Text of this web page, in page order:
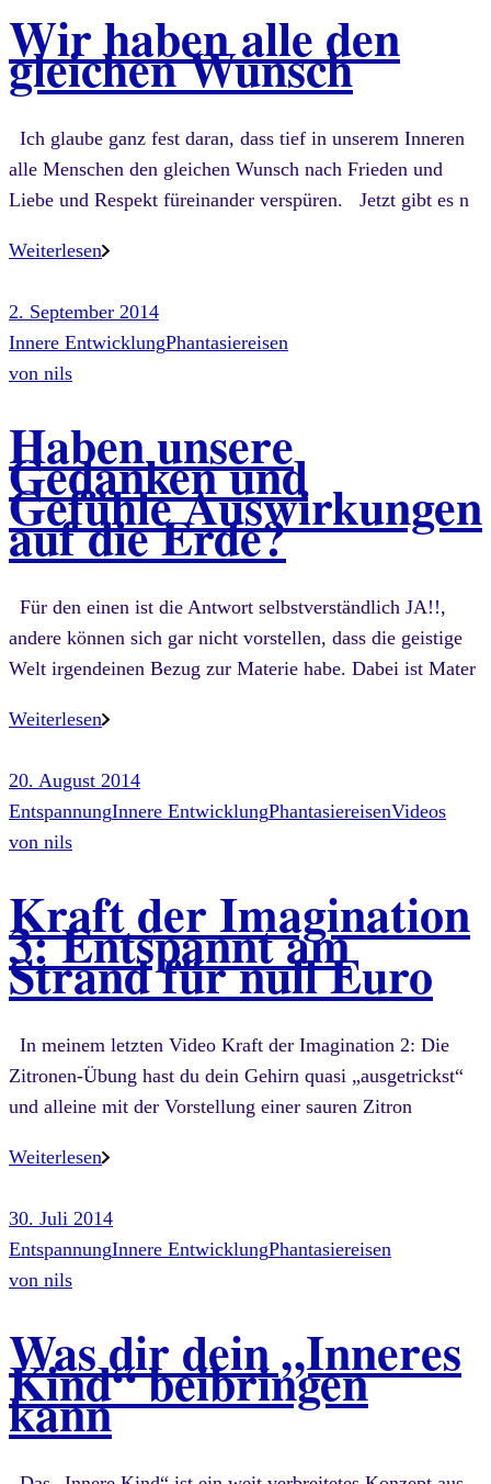
Wir haben alle den
gleichen Wunsch
Ich glaube ganz fest daran, dass tief in unserem Inneren
alle Menschen den gleichen Wunsch nach Frieden und
Liebe und Respekt füreinander verspüren. Jetzt gibt es n
Weiterlesen
2. September 2014
Innere EntwicklungPhantasiereisen
von nils
Haben unsere
Gedanken und
Gefühle Auswirkungen
auf die Erde?
Für den einen ist die Antwort selbstverständlich JA!!,
andere können sich gar nicht vorstellen, dass die geistige
Welt irgendeinen Bezug zur Materie habe. Dabei ist Mater
Weiterlesen
20. August 2014
EntspannungInnere EntwicklungPhantasiereisenVideos
von nils
Kraft der Imagination
3: Entspannt am
Strand für null Euro
In meinem letzten Video Kraft der Imagination 2: Die
Zitronen-Übung hast du dein Gehirn quasi „ausgetrickst“
und alleine mit der Vorstellung einer sauren Zitron
Weiterlesen
30. Juli 2014
EntspannungInnere EntwicklungPhantasiereisen
von nils
Was dir dein „Inneres
Kind“ beibringen
kann